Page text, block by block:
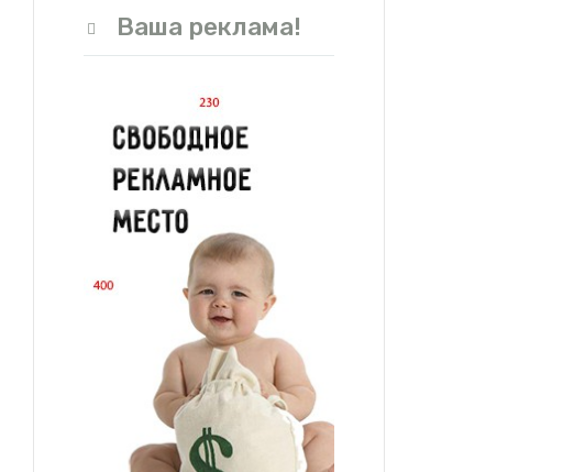
Ваша реклама!